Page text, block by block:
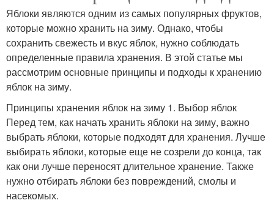
Яблоки являются одним из самых популярных фруктов,
которые можно хранить на зиму. Однако, чтобы
сохранить свежесть и вкус яблок, нужно соблюдать
определенные правила хранения. В этой статье мы
рассмотрим основные принципы и подходы к хранению
яблок на зиму.
Принципы хранения яблок на зиму 1. Выбор яблок
Перед тем, как начать хранить яблоки на зиму, важно
выбрать яблоки, которые подходят для хранения. Лучше
выбирать яблоки, которые еще не созрели до конца, так
как они лучше переносят длительное хранение. Также
нужно отбирать яблоки без повреждений, смолы и
насекомых.